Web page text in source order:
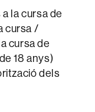
la cursa de
cursa /
cursa de
18 anys)
dels